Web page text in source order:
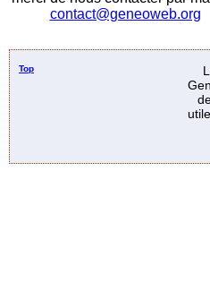
contact@geneoweb.org
Top